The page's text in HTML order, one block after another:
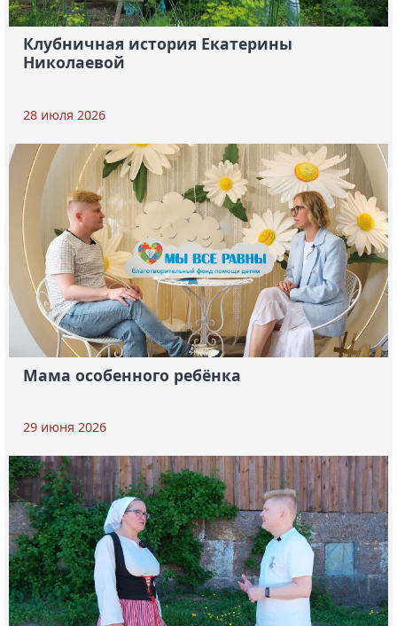
Клубничная история Екатерины
Николаевой
28 июля 2026
Мама особенного ребёнка
29 июня 2026